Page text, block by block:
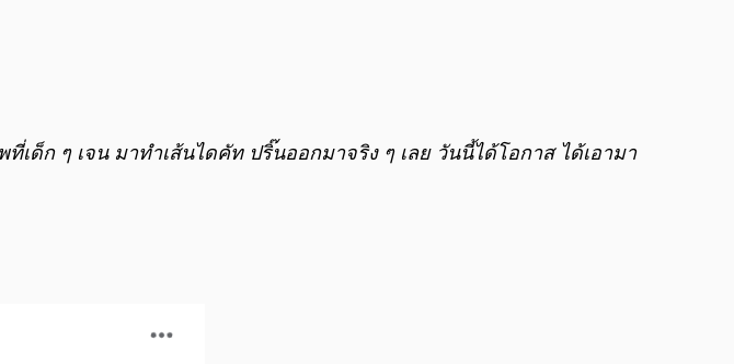
ที่เด็ก ๆ เจน มาทำเส้นไดคัท ปริ๊นออกมาจริง ๆ เลย วันนี้ได้โอกาส ได้เอามา